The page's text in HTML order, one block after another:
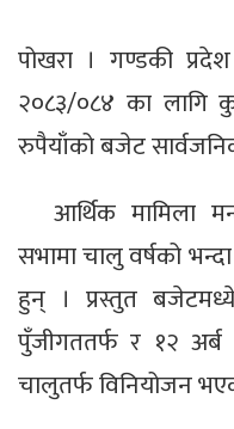
पोखरा । गण्डकी
२०८३/०८४ का लागि
रुपैयाँको बजेट
आर्थिक मामिला
सभामा चालु वर्षको
हुन् । प्रस्तुत
पुँजीगततर्फ र १२
चालुतर्फ विनियोजन